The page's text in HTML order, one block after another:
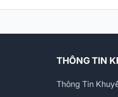
THÔNG TIN
Thông Tin